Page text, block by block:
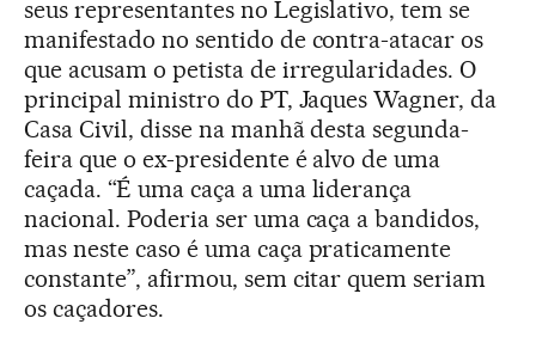
seus representantes no Legislativo, tem se
manifestado no sentido de contra-atacar os
que acusam o petista de irregularidades. O
principal ministro do PT, Jaques Wagner, da
Casa Civil, disse na manhã desta segunda-
feira que o ex-presidente é alvo de uma
caçada. “É uma caça a uma liderança
nacional. Poderia ser uma caça a bandidos,
mas neste caso é uma caça praticamente
constante”, afirmou, sem citar quem seriam
os caçadores.